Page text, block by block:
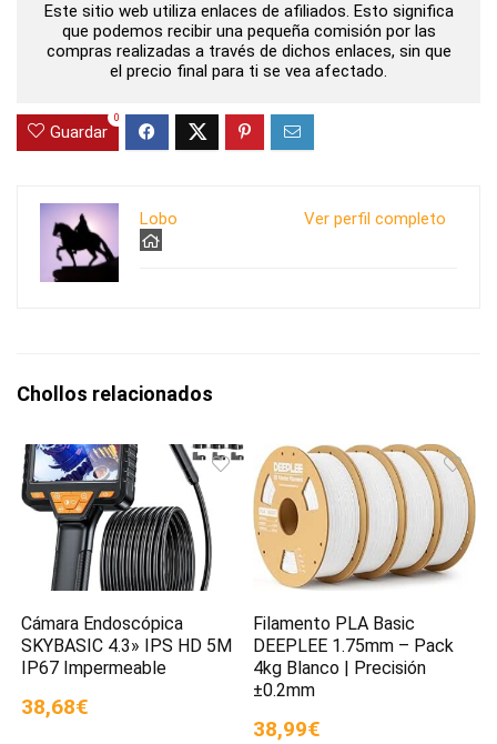
Este sitio web utiliza enlaces de afiliados. Esto significa
que podemos recibir una pequeña comisión por las
compras realizadas a través de dichos enlaces, sin que
el precio final para ti se vea afectado.
Guardar
0
Ver perfil completo
Lobo
Chollos relacionados
Cámara Endoscópica
SKYBASIC 4.3» IPS HD 5M
IP67 Impermeable
38,68€
Filamento PLA Basic
DEEPLEE 1.75mm – Pack
4kg Blanco | Precisión
±0.2mm
38,99€